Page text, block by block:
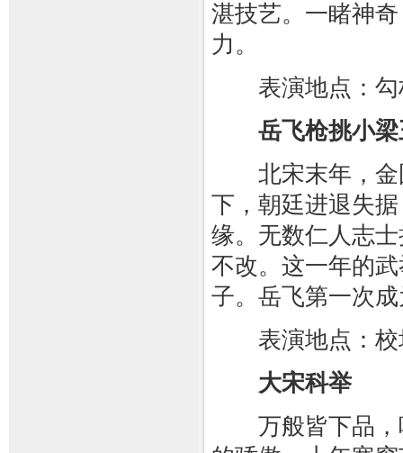
湛技艺。一睹神
力。
表演地点：勾
岳飞枪挑小
北宋末年，金
下，朝廷进退失
缘。无数仁人志
不改。这一年的
子。岳飞第一次
表演地点：校
大宋科举
万般皆下品，